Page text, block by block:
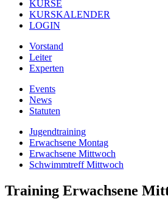
KURSE
KURSKALENDER
LOGIN
Vorstand
Leiter
Experten
Events
News
Statuten
Jugendtraining
Erwachsene Montag
Erwachsene Mittwoch
Schwimmtreff Mittwoch
Training Erwachsene